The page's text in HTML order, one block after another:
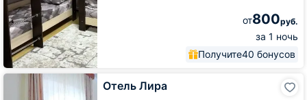
от800руб.
за 1 ночь
Получите40 бонусов
Отель Лира
Отель